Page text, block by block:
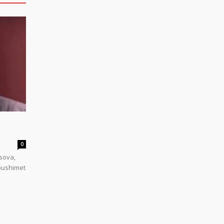
0